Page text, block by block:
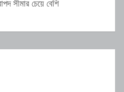
সীমার চেয়ে বেশি